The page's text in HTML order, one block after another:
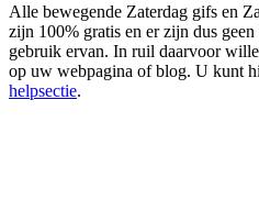
Alle bewegende Zaterdag gifs en
zijn 100% gratis en er zijn dus
gebruik ervan. In ruil daarvoor
op uw webpagina of blog. U kunt
helpsectie.